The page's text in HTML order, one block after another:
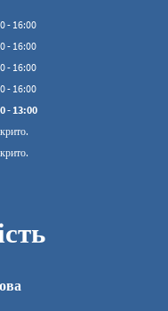
- 16:00
З 08:00 до 16:00
- 16:00
З 08:00 до 16:00
- 16:00
З 08:00 до 16:00
- 16:00
З 08:00 до 16:00
- 13:00